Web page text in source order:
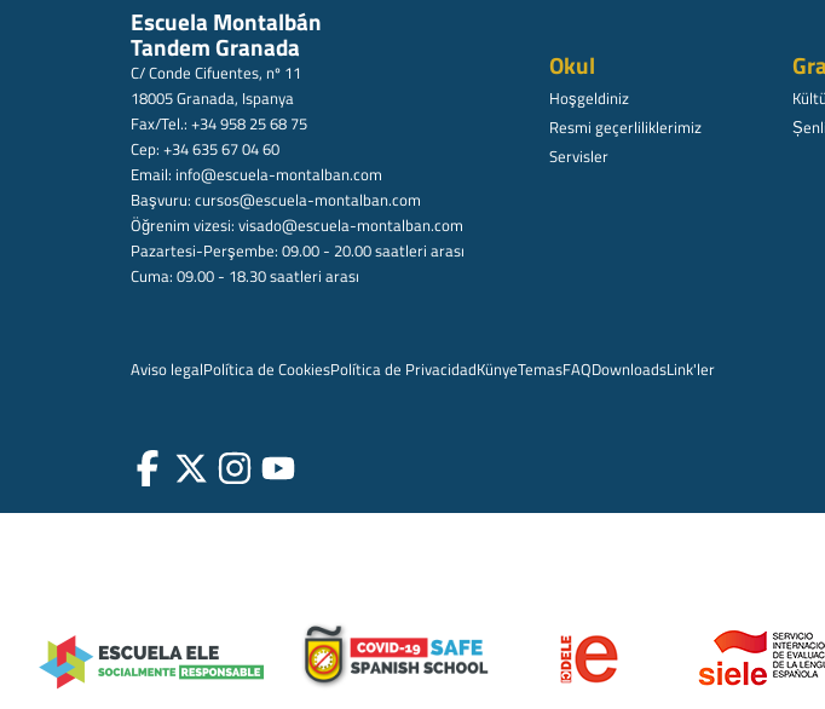
Escuela Montalbán
Tandem Granada
C/ Conde Cifuentes, nº 11
18005 Granada, Ispanya
Fax/Tel.: +34 958 25 68 75
Cep: +34 635 67 04 60
Email: info@escuela-montalban.com
Başvuru: cursos@escuela-montalban.com
Öğrenim vizesi: visado@escuela-montalban.com
Pazartesi-Perşembe: 09.00 - 20.00 saatleri arası
Cuma: 09.00 - 18.30 saatleri arası
Okul
Hoşgeldiniz
Resmi geçerliliklerimiz
Servisler
Aviso legalPolítica de CookiesPolítica de PrivacidadKünyeTemasFAQDownloadsLink'ler